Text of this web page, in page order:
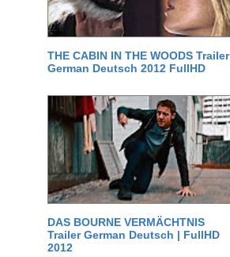
THE CABIN IN THE WOODS Trailer
German Deutsch 2012 FullHD
DAS BOURNE VERMÄCHTNIS
Trailer German Deutsch | FullHD
2012